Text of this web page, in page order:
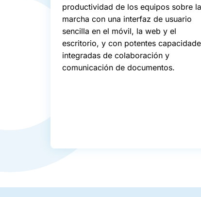
productividad de los equipos sobre la
marcha con una interfaz de usuario
sencilla en el móvil, la web y el
escritorio, y con potentes
integradas de colaboración y
comunicación de documentos.